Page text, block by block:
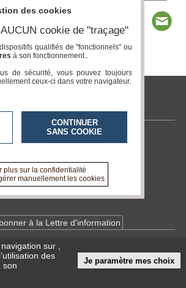
à la Lettre d'information
d'Utilisation
sur
des
son
Je paramètre mes choix
des cookies
cookie de "traçage"
qualifiés de "fonctionnels" ou
à son fonctionnement..
de sécurité, vous pouvez toujours
ceux-ci dans votre navigateur.
CONTINUER
SANS COOKIE
plus sur la confidentialité
manuellement les cookies